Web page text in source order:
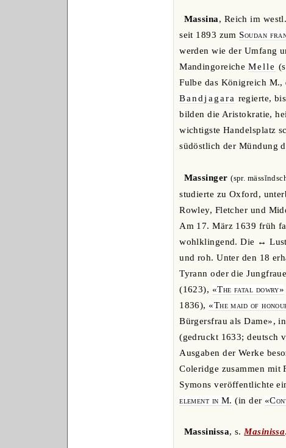
Massina, Reich im
seit 1893 zum Soudan
werden wie der Umfang
Mandingoreiche Melle
Fulbe das Königreich M.,
Bandjagara regierte,
bilden die Aristokratie,
wichtigste Handelsplatz
südöstlich der Mündung
Massinger (spr.
studierte zu Oxford,
Rowley, Fletcher und
Am 17. März 1639 früh
wohlklingend. Die ↔
und roh. Unter den 18
Tyrann oder die
(1623), «The fatal dowry»
1836), «The maid of
Bürgersfrau als Dame»,
(gedruckt 1633; deutsch
Ausgaben der Werke
Coleridge zusammen mit
Symons veröffentlichte
element in M. (in der
Massinissa, s. Masinissa.